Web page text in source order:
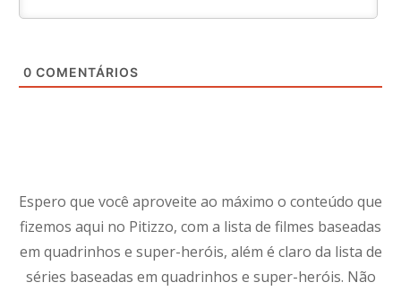
0 COMENTÁRIOS
Espero que você aproveite ao máximo o conteúdo que
fizemos aqui no Pitizzo, com a lista de filmes baseadas
em quadrinhos e super-heróis, além é claro da lista de
séries baseadas em quadrinhos e super-heróis. Não